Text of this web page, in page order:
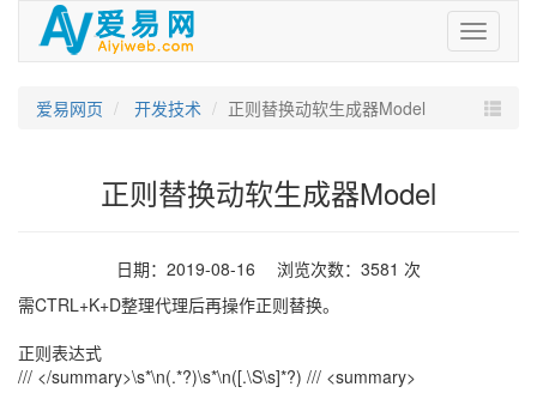
爱
易
爱易网页
开发技术 正则替换动软生成器Model
正则替换动软生成器Model
日期：2019-08-16 浏览次数：3581 次
需CTRL+K+D整理代理后再操作正则替换。
正则表达式
/// </summary>\s*\n(.*?)\s*\n([.\S\s]*?) /// <summary>